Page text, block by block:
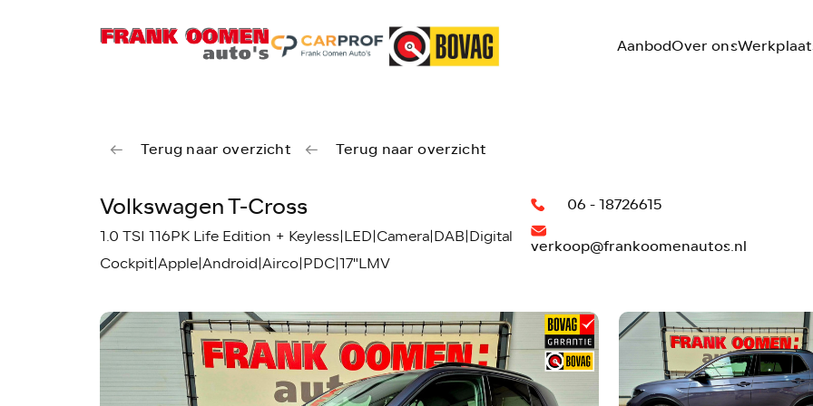
AanbodOver ons
Terug naar overzicht Terug naar overzicht
Volkswagen T-Cross
1.0 TSI 116PK Life Edition + Keyless|LED|Camera|DAB|Digital
Cockpit|Apple|Android|Airco|PDC|17"LMV
06 - 18726615
verkoop@frankoomenautos.nl